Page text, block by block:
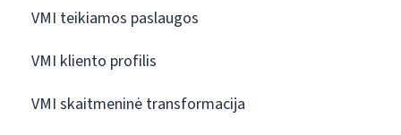
VMI teikiamos paslaugos
VMI kliento profilis
VMI skaitmeninė transformacija